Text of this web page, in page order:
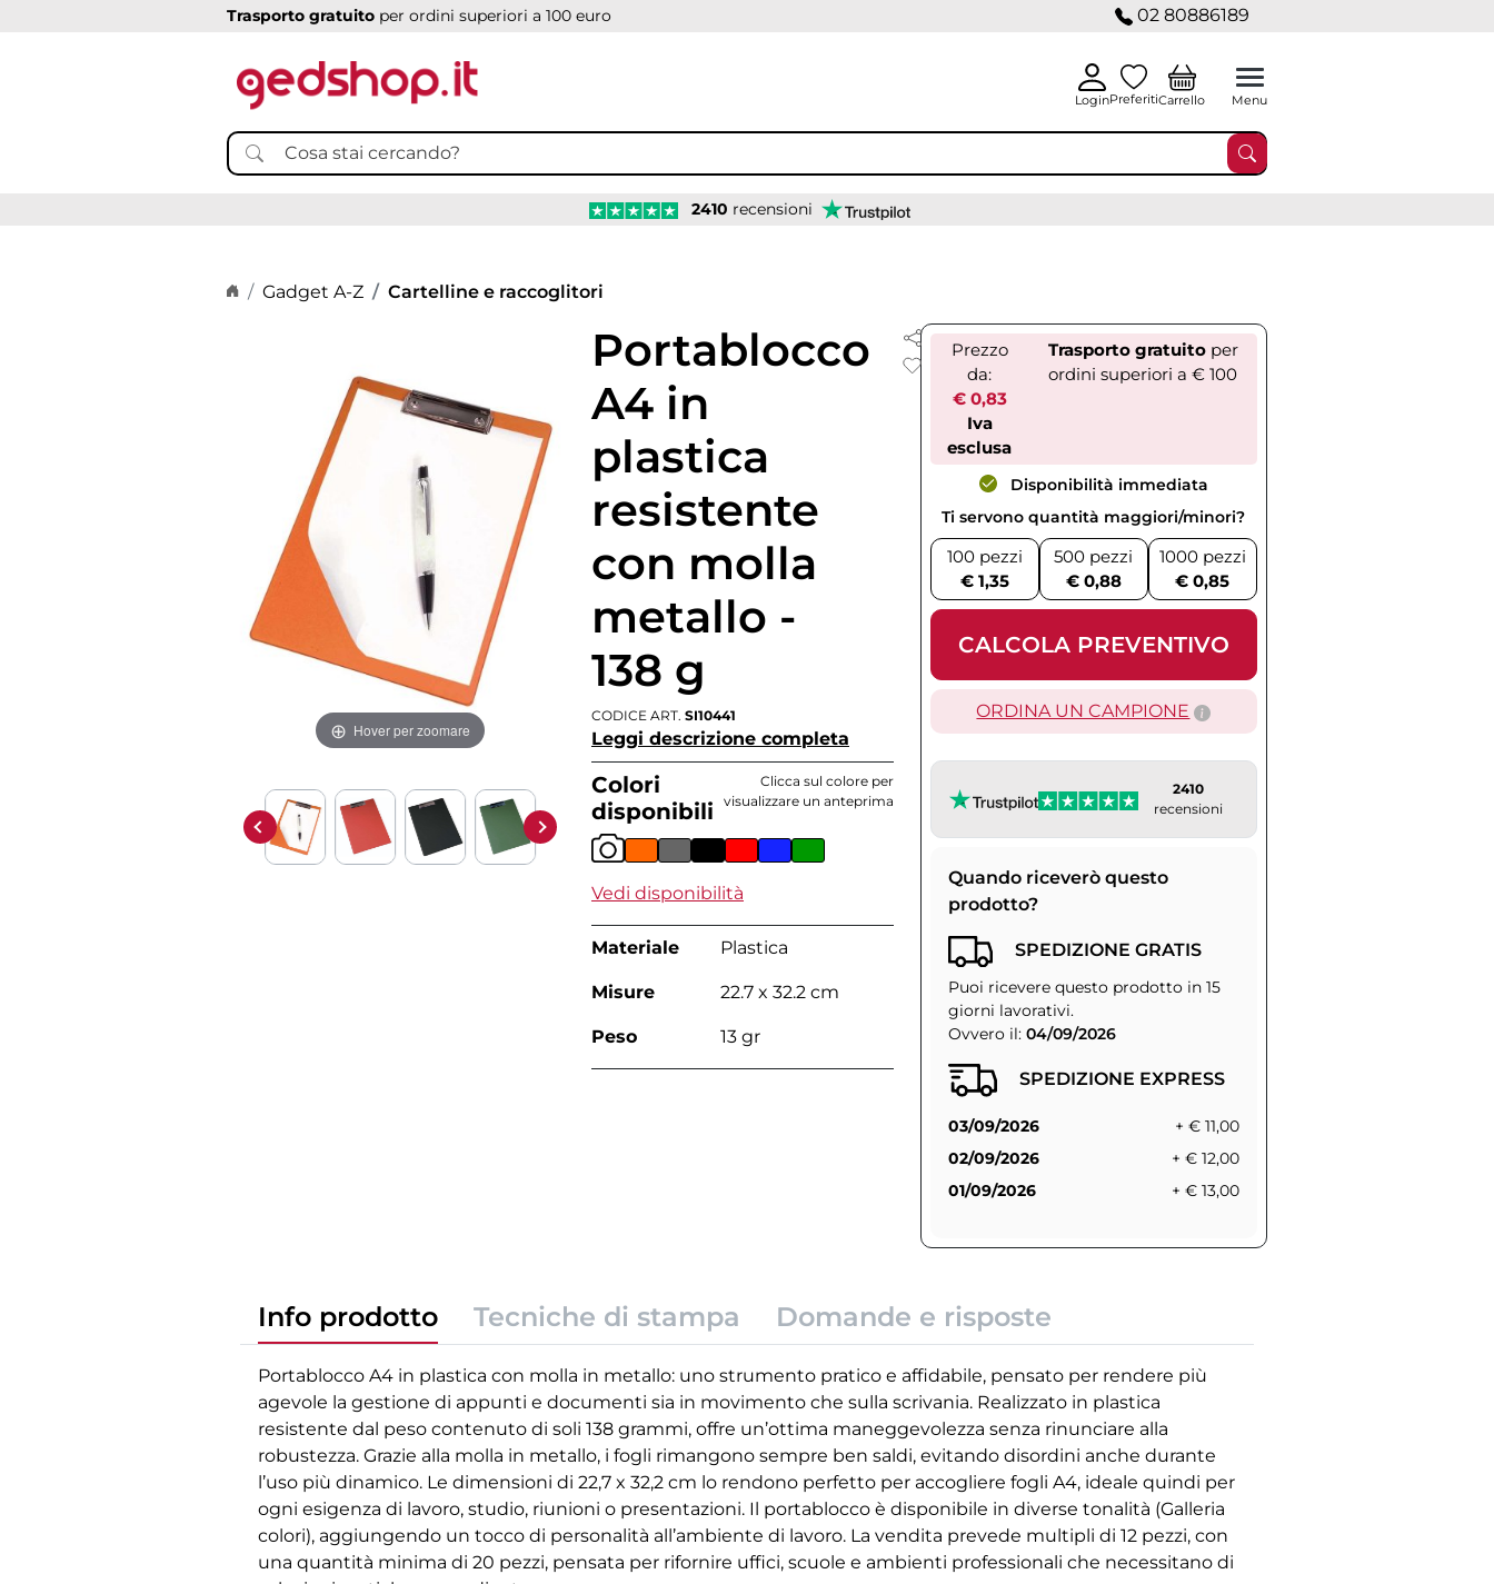
Trasporto gratuito per ordini superiori a 100 euro 02 80886189
LoginPreferitiCarrello Menu
2410 recensioni
Home page
Gadget A-Z Cartelline e raccoglitori
Hover per zoomare
Portablocco
A4 in
plastica
resistente
con molla
metallo -
138 g
CODICE ART. SI10441
Leggi descrizione completa
Colori
disponibili
Clicca sul colore per
visualizzare un anteprima
Vedi disponibilità
Materiale Plastica
Misure 22.7 x 32.2 cm
Peso 13 gr
Prezzo
da:
€ 0,83
Iva
esclusa
Trasporto gratuitoper
ordini superiori a € 100
Disponibilità immediata
Ti servono quantità maggiori/minori?
100 pezzi
€ 1,35
500 pezzi
€ 0,88
1000 pezzi
€ 0,85
CALCOLA PREVENTIVO
ORDINA UN CAMPIONE
2410
recensioni
Quando riceverò questo
prodotto?
SPEDIZIONE GRATIS
Puoi ricevere questo prodotto in 15
giorni lavorativi.
Ovvero il: 04/09/2026
SPEDIZIONE EXPRESS
03/09/2026
+ € 11,00
02/09/2026
+ € 12,00
01/09/2026
+ € 13,00
Info prodotto Tecniche di stampa Domande e risposte
Portablocco A4 in plastica con molla in metallo: uno strumento pratico e affidabile, pensato per rendere più
agevole la gestione di appunti e documenti sia in movimento che sulla scrivania. Realizzato in plastica
resistente dal peso contenuto di soli 138 grammi, offre un’ottima maneggevolezza senza rinunciare alla
robustezza. Grazie alla molla in metallo, i fogli rimangono sempre ben saldi, evitando disordini anche durante
l’uso più dinamico. Le dimensioni di 22,7 x 32,2 cm lo rendono perfetto per accogliere fogli A4, ideale quindi per
ogni esigenza di lavoro, studio, riunioni o presentazioni. Il portablocco è disponibile in diverse tonalità (Galleria
colori), aggiungendo un tocco di personalità all’ambiente di lavoro. La vendita prevede multipli di 12 pezzi, con
una quantità minima di 20 pezzi, pensata per rifornire uffici, scuole e ambienti professionali che necessitano di